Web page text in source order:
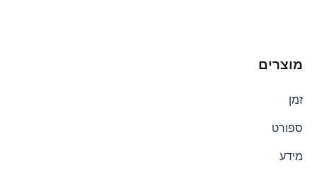
מוצרים
זמן
ספורט
מידע